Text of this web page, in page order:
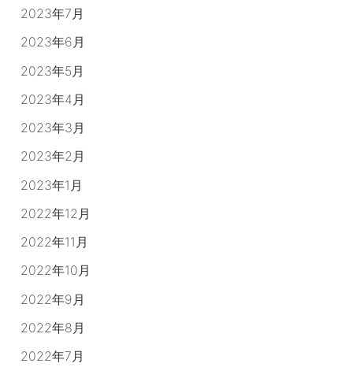
2023年7月
2023年6月
2023年5月
2023年4月
2023年3月
2023年2月
2023年1月
2022年12月
2022年11月
2022年10月
2022年9月
2022年8月
2022年7月